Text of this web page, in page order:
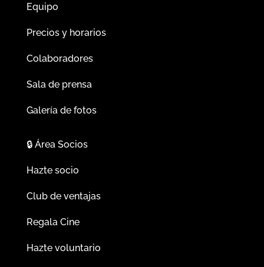
Equipo
Precios y horarios
Colaboradores
Sala de prensa
Galería de fotos
🔒Área Socios
Hazte socio
Club de ventajas
Regala Cine
Hazte voluntario